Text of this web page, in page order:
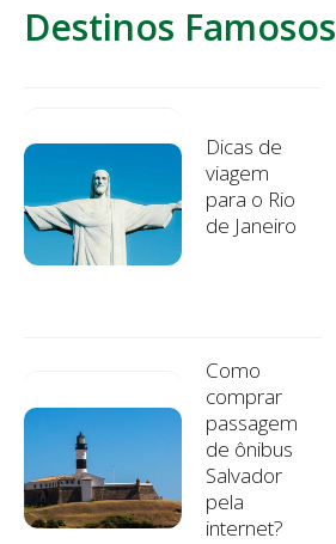
Destinos Famosos
Dicas de
viagem
para o Rio
de Janeiro
Como
comprar
passagem
de ônibus
Salvador
pela
internet?